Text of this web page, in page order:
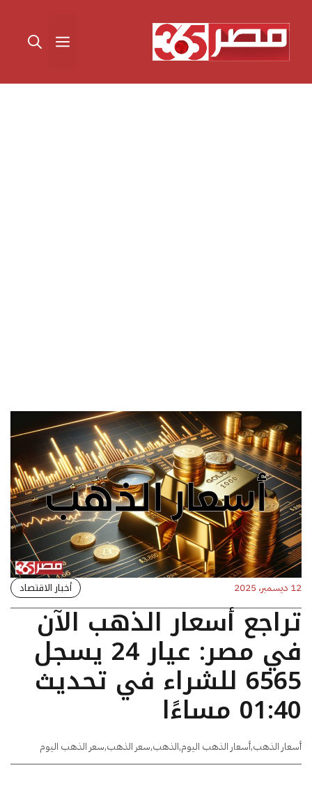
المحتوى القائمة
12 ديسمبر، 2025 أخبار الاقتصاد
تراجع أسعار الذهب الآن
في مصر: عيار 24 يسجل
6565 للشراء في تحديث
01:40 مساءًا
أسعار الذهب,أسعار الذهب اليوم,الذهب,سعر الذهب,سعر الذهب اليوم